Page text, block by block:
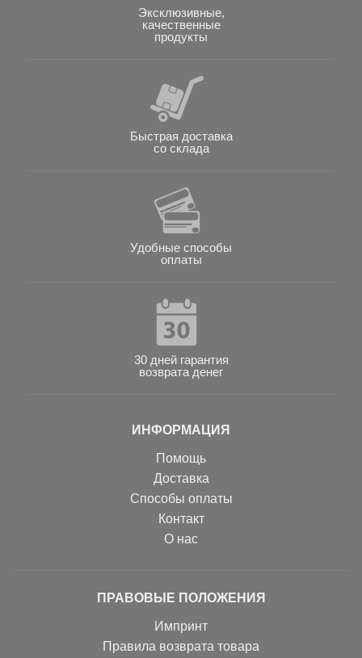
Эксклюзивные,
качественные
продукты
Быстрая доставка
со склада
Удобные способы
оплаты
30 дней гарантия
возврата денег
ИНФОРМАЦИЯ
Помощь
Доставка
Способы оплаты
Контакт
О нас
ПРАВОВЫЕ ПОЛОЖЕНИЯ
Импринт
Правила возврата товара